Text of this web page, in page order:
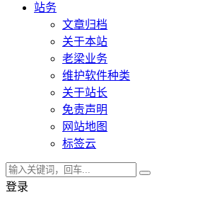
站务
文章归档
关于本站
老梁业务
维护软件种类
关于站长
免责声明
网站地图
标签云
登录